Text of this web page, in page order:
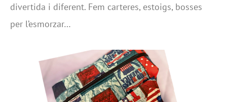
divertida i diferent. Fem carteres, estoigs, bosses
per l’esmorzar…